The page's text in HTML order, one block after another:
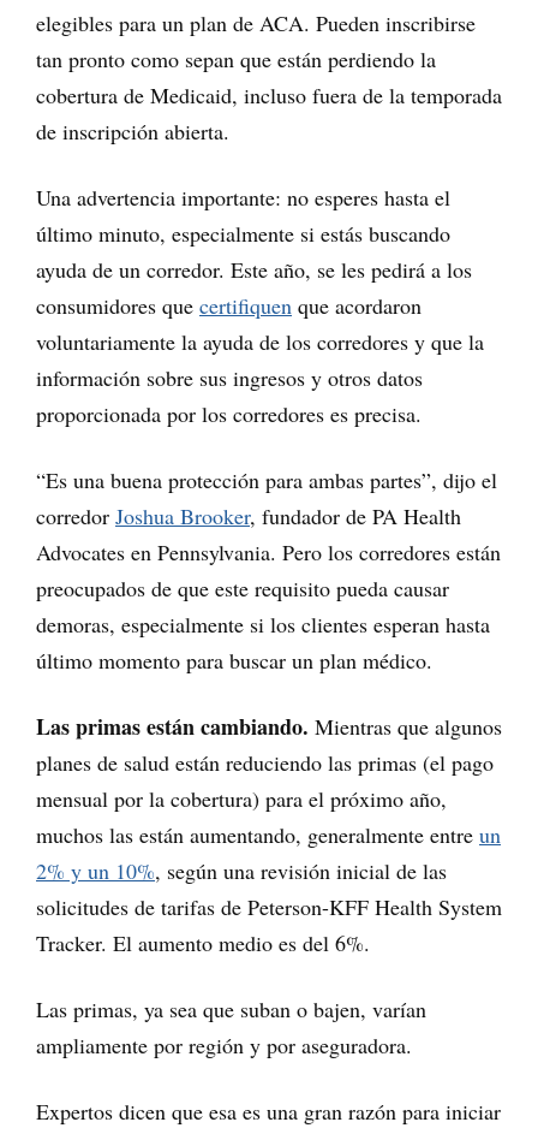
elegibles para un plan de ACA. Pueden inscribirse
tan pronto como sepan que están perdiendo la
cobertura de Medicaid, incluso fuera de la temporada
de inscripción abierta.
Una advertencia importante: no esperes hasta el
último minuto, especialmente si estás buscando
ayuda de un corredor. Este año, se les pedirá a los
consumidores que certifiquen que acordaron
voluntariamente la ayuda de los corredores y que la
información sobre sus ingresos y otros datos
proporcionada por los corredores es precisa.
“Es una buena protección para ambas partes”, dijo el
corredor Joshua Brooker, fundador de PA Health
Advocates en Pennsylvania. Pero los corredores están
preocupados de que este requisito pueda causar
demoras, especialmente si los clientes esperan hasta
último momento para buscar un plan médico.
Las primas están cambiando. Mientras que algunos
planes de salud están reduciendo las primas (el pago
mensual por la cobertura) para el próximo año,
muchos las están aumentando, generalmente entre un
2% y un 10%, según una revisión inicial de las
solicitudes de tarifas de Peterson-KFF Health System
Tracker. El aumento medio es del 6%.
Las primas, ya sea que suban o bajen, varían
ampliamente por región y por aseguradora.
Expertos dicen que esa es una gran razón para iniciar